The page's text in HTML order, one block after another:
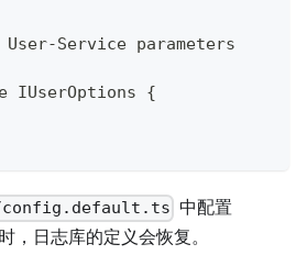
Service parameters
IUserOptions {
中配置
，日志库的定义会恢复。